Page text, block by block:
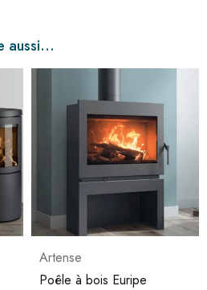
aussi…
Artense
Poêle à bois Euripe